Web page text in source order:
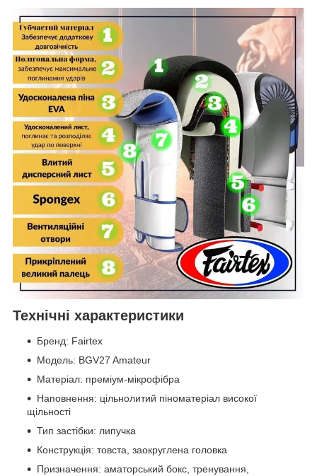
Технічні характеристики
Бренд: Fairtex
Модель: BGV27 Amateur
Матеріал: преміум-мікрофібра
Наповнення: цільнолитий піноматеріал високої
щільності
Тип застібки: липучка
Конструкція: товста, заокруглена головка
Призначення: аматорський бокс, тренування,